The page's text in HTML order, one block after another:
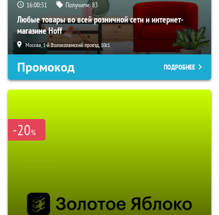
16:00:50 Получили:83
Любые товары во всей розничной сети и интернет-
магазине Hoff
Москва, 1-й Волоколамский проезд, 10с1
Промокод ПОДРОБНЕЕ
-20%